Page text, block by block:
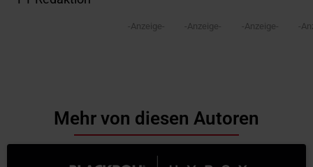
-Anzeige- -Anzeige- -Anzeige- -
Mehr von diesen Autoren